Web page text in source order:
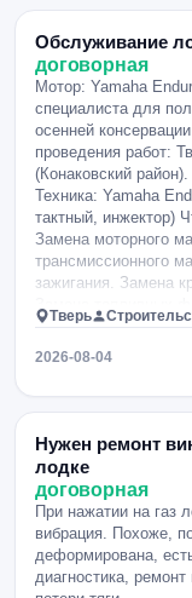
Обслуживание
договорная
Мотор: Yamaha
специалиста для
осенней
проведения работ:
(Конаковский
Техника: Yamaha
тактный, инжектор)
Замена моторного
трансмиссионного
зажигания. Замена
Замена топливных
Шприцевание
перед зимой (смазка
Тверь
2026-08-04
Нужен ремонт
лодке
договорная
При нажатии на газ
вибрация. Похоже,
деформирована,
диагностика,